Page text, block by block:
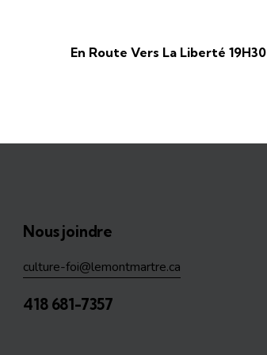
En Route Vers La Liberté 19H30
Nous joindre
culture-foi@lemontmartre.ca
418 681-7357